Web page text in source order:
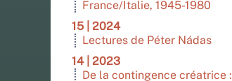
France/Italie, 1945-1980
15 | 2024
Lectures de Péter Nádas
14 | 2023
De la contingence créatrice :